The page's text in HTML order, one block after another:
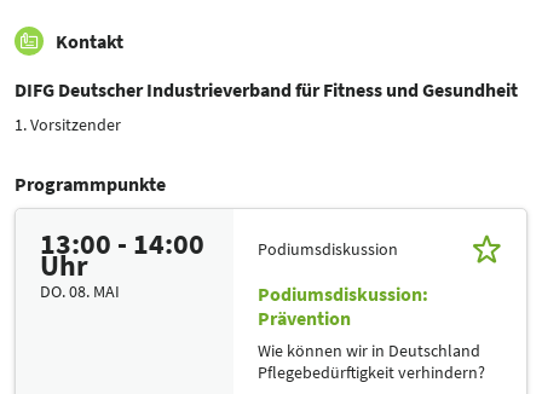
Kontakt
DIFG Deutscher Industrieverband für Fitness und Gesundheit
1. Vorsitzender
Programmpunkte
13:00 - 14:00
Uhr
DO. 08. MAI
Podiumsdiskussion
Podiumsdiskussion:
Prävention
Wie können wir in Deutschland
Pflegebedürftigkeit verhindern?